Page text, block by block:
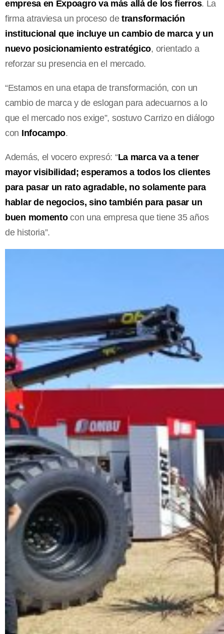
empresa en Expoagro va más allá de los fierros. La
firma atraviesa un proceso de transformación
institucional que incluye un cambio de marca y un
nuevo posicionamiento estratégico, orientado a
reforzar su presencia en el mercado.
“Estamos en una etapa de transformación, con un
cambio de marca y de eslogan para adecuarnos a lo
que el mercado nos exige”, sostuvo Carrizo en diálogo
con Infocampo.
Además, el vocero expresó: “La marca va a tener
mayor visibilidad; esperamos a todos los clientes
para pasar un rato agradable, no solamente para
hablar de negocios, sino también para pasar un
buen momentocon una empresa que tiene 35 años
de historia”.